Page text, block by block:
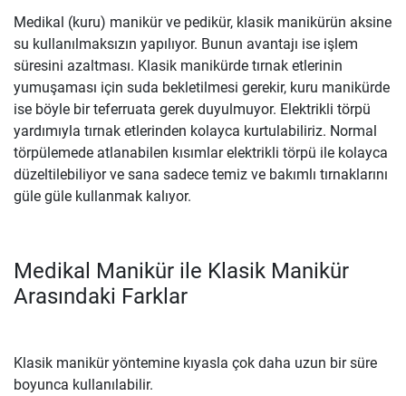
Medikal (kuru) manikür ve pedikür, klasik manikürün aksine
su kullanılmaksızın yapılıyor. Bunun avantajı ise işlem
süresini azaltması. Klasik manikürde tırnak etlerinin
yumuşaması için suda bekletilmesi gerekir, kuru manikürde
ise böyle bir teferruata gerek duyulmuyor. Elektrikli törpü
yardımıyla tırnak etlerinden kolayca kurtulabiliriz. Normal
törpülemede atlanabilen kısımlar elektrikli törpü ile kolayca
düzeltilebiliyor ve sana sadece temiz ve bakımlı tırnaklarını
güle güle kullanmak kalıyor.
Medikal Manikür ile Klasik Manikür
Arasındaki Farklar
Klasik manikür yöntemine kıyasla çok daha uzun bir süre
boyunca kullanılabilir.